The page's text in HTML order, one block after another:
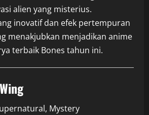
alien yang misterius.
inovatif dan efek pertempuran
menakjubkan menjadikan anime
terbaik Bones tahun ini.
Mystery